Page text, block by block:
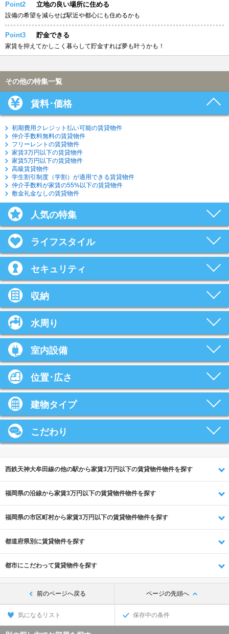
Point2 立地の良い場所に住める
設備の希望を減らせば駅近や都心にも住めるかも
Point3 貯金できる
家賃を抑えてかしこく暮らして貯金すれば夢も叶うかも！
その他の特集一覧
賃料･価格
初期費用クレジット払い可能の賃貸物件
仲介手数料無料の賃貸物件
フリーレントの賃貸物件
家賃3万円以下の賃貸物件
家賃5万円以下の賃貸物件
高級賃貸物件
学生割引制度（学割）が適用できる賃貸物件
仲介手数料が家賃の55%以下の賃貸物件
敷金礼金なしの賃貸物件
人気の特集
ライフスタイル
セキュリティ
収納
水周り
室内設備
位置･広さ
建物タイプ
こだわり
西鉄天神大牟田線の他の駅から家賃3万円以下の賃貸物件物件を探す
福岡県の沿線から家賃3万円以下の賃貸物件物件を探す
福岡県の市区町村から家賃3万円以下の賃貸物件物件を探す
都道府県別に賃貸物件を探す
都市にこだわって賃貸物件を探す
前のページへ戻る ページの先頭へ
気になるリスト 保存中の条件